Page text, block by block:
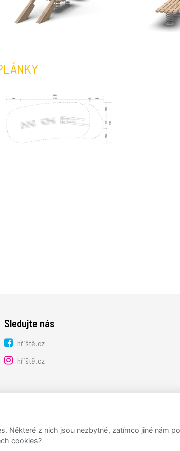
Sledujte nás
hřiště.cz
hřiště.cz
Některé z nich jsou nezbytné, zatímco jiné nám
cookies?